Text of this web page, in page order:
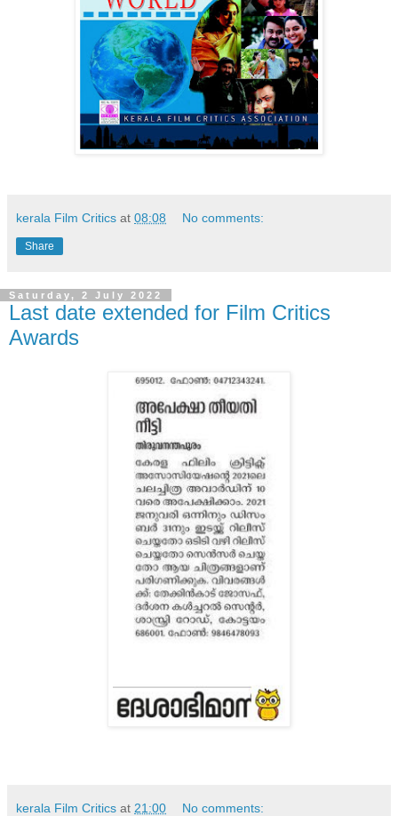
kerala Film Critics at 08:08 No comments:
Share
Saturday, 2 July 2022
Last date extended for Film Critics
Awards
kerala Film Critics at 21:00 No comments: